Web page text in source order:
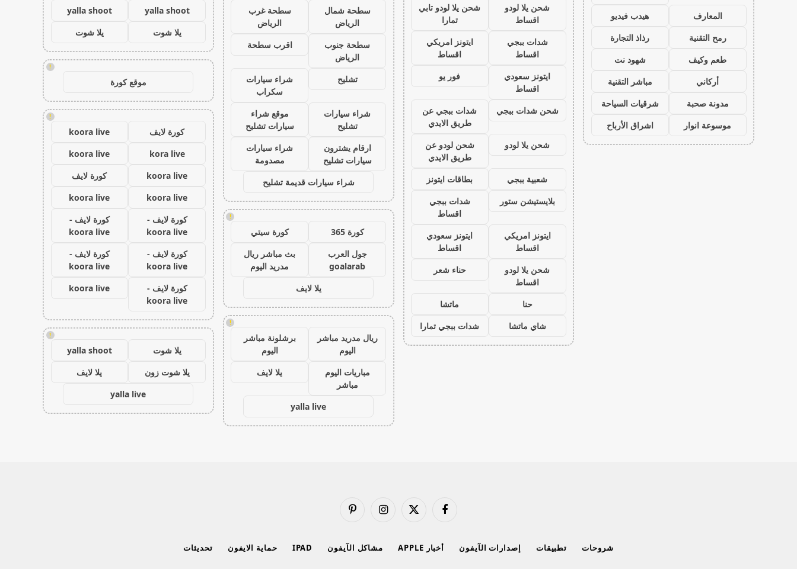
المعارف
هيدب فيديو
رمح التقنية
رذاذ التجارة
طعم وكيف
شهود نت
أركاني
مباشر التقنية
مدونة صحبة
شرقيات السياحة
موسوعة انوار
اشراق الأرباح
شحن يلا لودو
اقساط
شحن يلا لودو تابي
تمارا
شدات ببجي
اقساط
ايتونز امريكي
اقساط
ايتونز سعودي
اقساط
فور يو
شحن شدات ببجي
شدات ببجي عن
طريق الايدي
شحن يلا لودو
شحن لودو عن
طريق الايدي
شعبية ببجي
بطاقات ايتونز
بلايستيشن ستور
شدات ببجي
اقساط
ايتونز امريكي
اقساط
ايتونز سعودي
اقساط
شحن يلا لودو
اقساط
حناء شعر
حنا
ماتشا
شاي ماتشا
شدات ببجي تمارا
سطحة شمال
الرياض
سطحة غرب
الرياض
سطحة جنوب
الرياض
اقرب سطحة
تشليح
شراء سيارات
سكراب
شراء سيارات
تشليح
موقع شراء
سيارات تشليح
ارقام يشترون
سيارات تشليح
شراء سيارات
مصدومة
شراء سيارات قديمة تشليح
!
كورة 365
كورة سيتي
جول العرب
goalarab
بث مباشر ريال
مدريد اليوم
يلا لايف
!
ريال مدريد مباشر
اليوم
برشلونة مباشر
اليوم
مباريات اليوم
مباشر
يلا لايف
yalla live
yalla shoot
yalla shoot
يلا شوت
يلا شوت
!
موقع كورة
!
كورة لايف
koora live
kora live
koora live
koora live
كورة لايف
koora live
koora live
كورة لايف -
koora live
كورة لايف -
koora live
كورة لايف -
koora live
كورة لايف -
koora live
كورة لايف -
koora live
koora live
!
يلا شوت
yalla shoot
يلا شوت زون
يلا لايف
yalla live
فيسبوك
X
الانستغرامبينتيريست
شروحات تطبيقات إصدارات الآيفون أخبار APPLE مشاكل الآيفون IPAD حماية الايفون تحديثات